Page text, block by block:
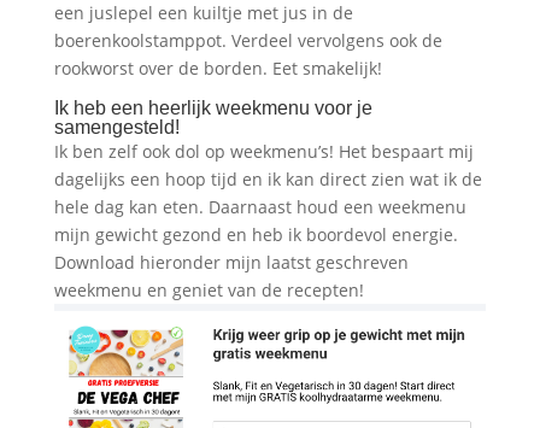
een juslepel een kuiltje met jus in de
boerenkoolstamppot. Verdeel vervolgens ook de
rookworst over de borden. Eet smakelijk!
Ik heb een heerlijk weekmenu voor je
samengesteld!
Ik ben zelf ook dol op weekmenu’s! Het bespaart mij
dagelijks een hoop tijd en ik kan direct zien wat ik de
hele dag kan eten. Daarnaast houd een weekmenu
mijn gewicht gezond en heb ik boordevol energie.
Download hieronder mijn laatst geschreven
weekmenu en geniet van de recepten!